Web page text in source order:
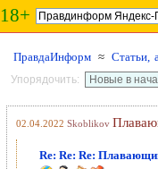
18+
ПравдаИнформ ≈ Статьи,
Упорядочить:
02.04.2022 Skoblikov
Re: Re: Re: